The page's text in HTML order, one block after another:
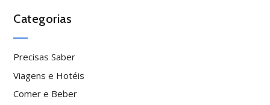
Categorias
Precisas Saber
Viagens e Hotéis
Comer e Beber